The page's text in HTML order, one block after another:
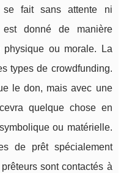
se fait sans attente ni
est donné de manière
ou morale. La
types de crowdfunding.
le don, mais avec une
quelque chose en
ou matérielle.
de prêt spécialement
sont contactés à